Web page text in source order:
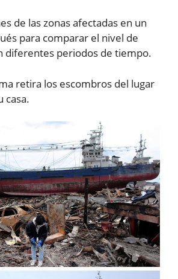
de las zonas afectadas en un
para comparar el nivel de
diferentes periodos de tiempo.
retira los escombros del lugar
casa.